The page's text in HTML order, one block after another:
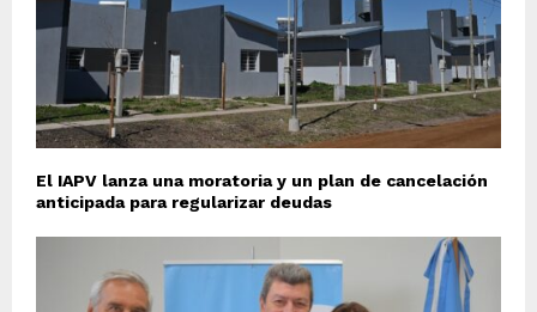
El IAPV lanza una moratoria y un plan de cancelación
anticipada para regularizar deudas